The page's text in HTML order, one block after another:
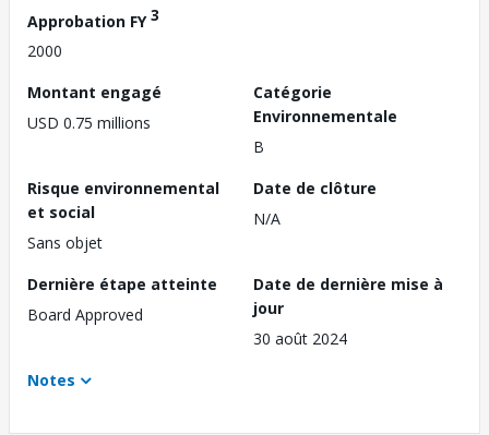
Approbation FY3
2000
Montant engagé
USD 0.75 millions
Catégorie
Environnementale
B
Risque environnemental
et social
Sans objet
Date de clôture
N/A
Dernière étape atteinte
Board Approved
Date de dernière mise à
jour
30 août 2024
Notes